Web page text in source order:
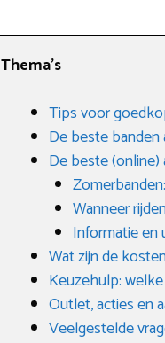
Thema’s
Tips voor
De beste
De beste
Wanneer
Informatie en
Wat zijn de
Keuzehulp:
Outlet, acties en
Veelgestelde